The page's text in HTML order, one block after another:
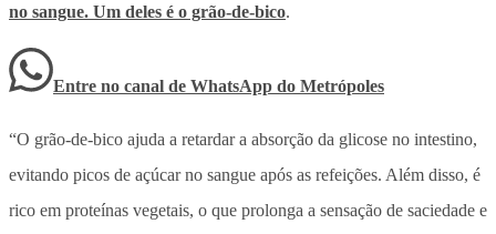
no sangue. Um deles é o grão-de-bico.
Entre no canal de WhatsApp do Metrópoles
“O grão-de-bico ajuda a retardar a absorção da glicose no intestino,
evitando picos de açúcar no sangue após as refeições. Além disso, é
rico em proteínas vegetais, o que prolonga a sensação de saciedade e